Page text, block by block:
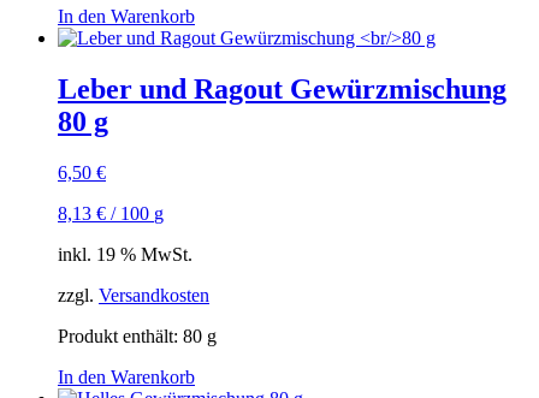
In den Warenkorb
Leber und Ragout Gewürzmischung
80 g
6,50 €
8,13 € / 100 g
inkl. 19 % MwSt.
zzgl. Versandkosten
Produkt enthält: 80 g
In den Warenkorb